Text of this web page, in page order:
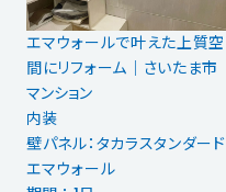
エマウォールで叶えた上質空
間にリフォーム｜さいたま市
マンション
内装
壁パネル：タカラスタンダード
エマウォール